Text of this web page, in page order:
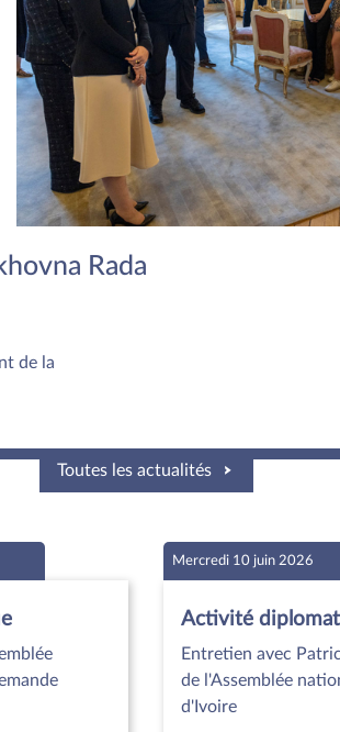
Rada
de la
Toutes les actualités
Mercredi 10 juin 2026
Activité
Entretien avec
de l'Assemblée
d'Ivoire